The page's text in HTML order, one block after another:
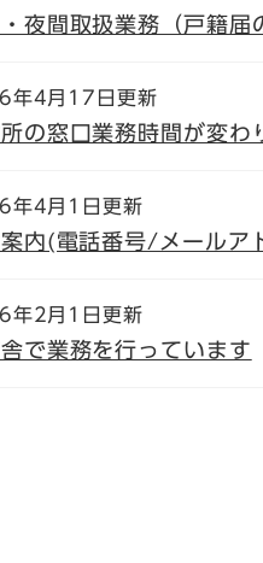
夜間取扱業務（戸籍届
年4月17日更新
の窓口業務時間が変わ
年4月1日更新
内(電話番号/メールア
年2月1日更新
で業務を行っています